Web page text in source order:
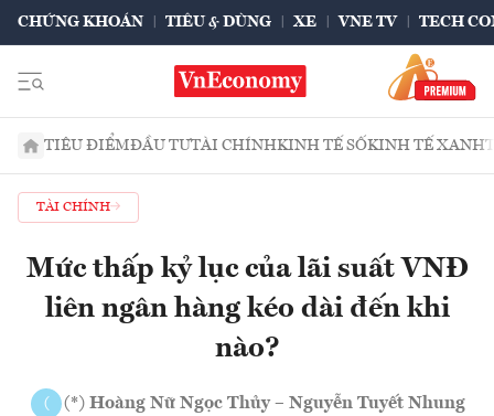
CHỨNG KHOÁN TIÊU & DÙNG XE VNE TV TECH
TIÊU ĐIỂMĐẦU TƯTÀI CHÍNHKINH TẾ SỐKINH TẾ XANH
TÀI CHÍNH
Mức thấp kỷ lục của lãi suất VNĐ
liên ngân hàng kéo dài đến khi
nào?
( (*) Hoàng Nữ Ngọc Thủy – Nguyễn Tuyết Nhung